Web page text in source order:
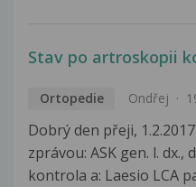
Stav po artroskopii
Ortopedie Ondřej
Dobrý den přeji,
zprávou: ASK gen. l. dx.,
kontrola a: Laesio LCA